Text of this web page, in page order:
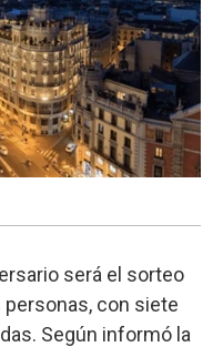
será el sorteo
personas, con siete
Según informó la